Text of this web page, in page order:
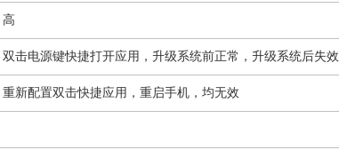
高
双击电源键快捷打开应用，升级系统前正常，升级系统后失效
重新配置双击快捷应用，重启手机，均无效